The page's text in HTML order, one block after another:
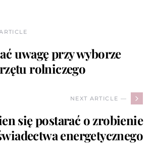
uwagę przy wyborze
rolniczego
NEXT ARTICLE —
się postarać o zrobienie
energetycznego